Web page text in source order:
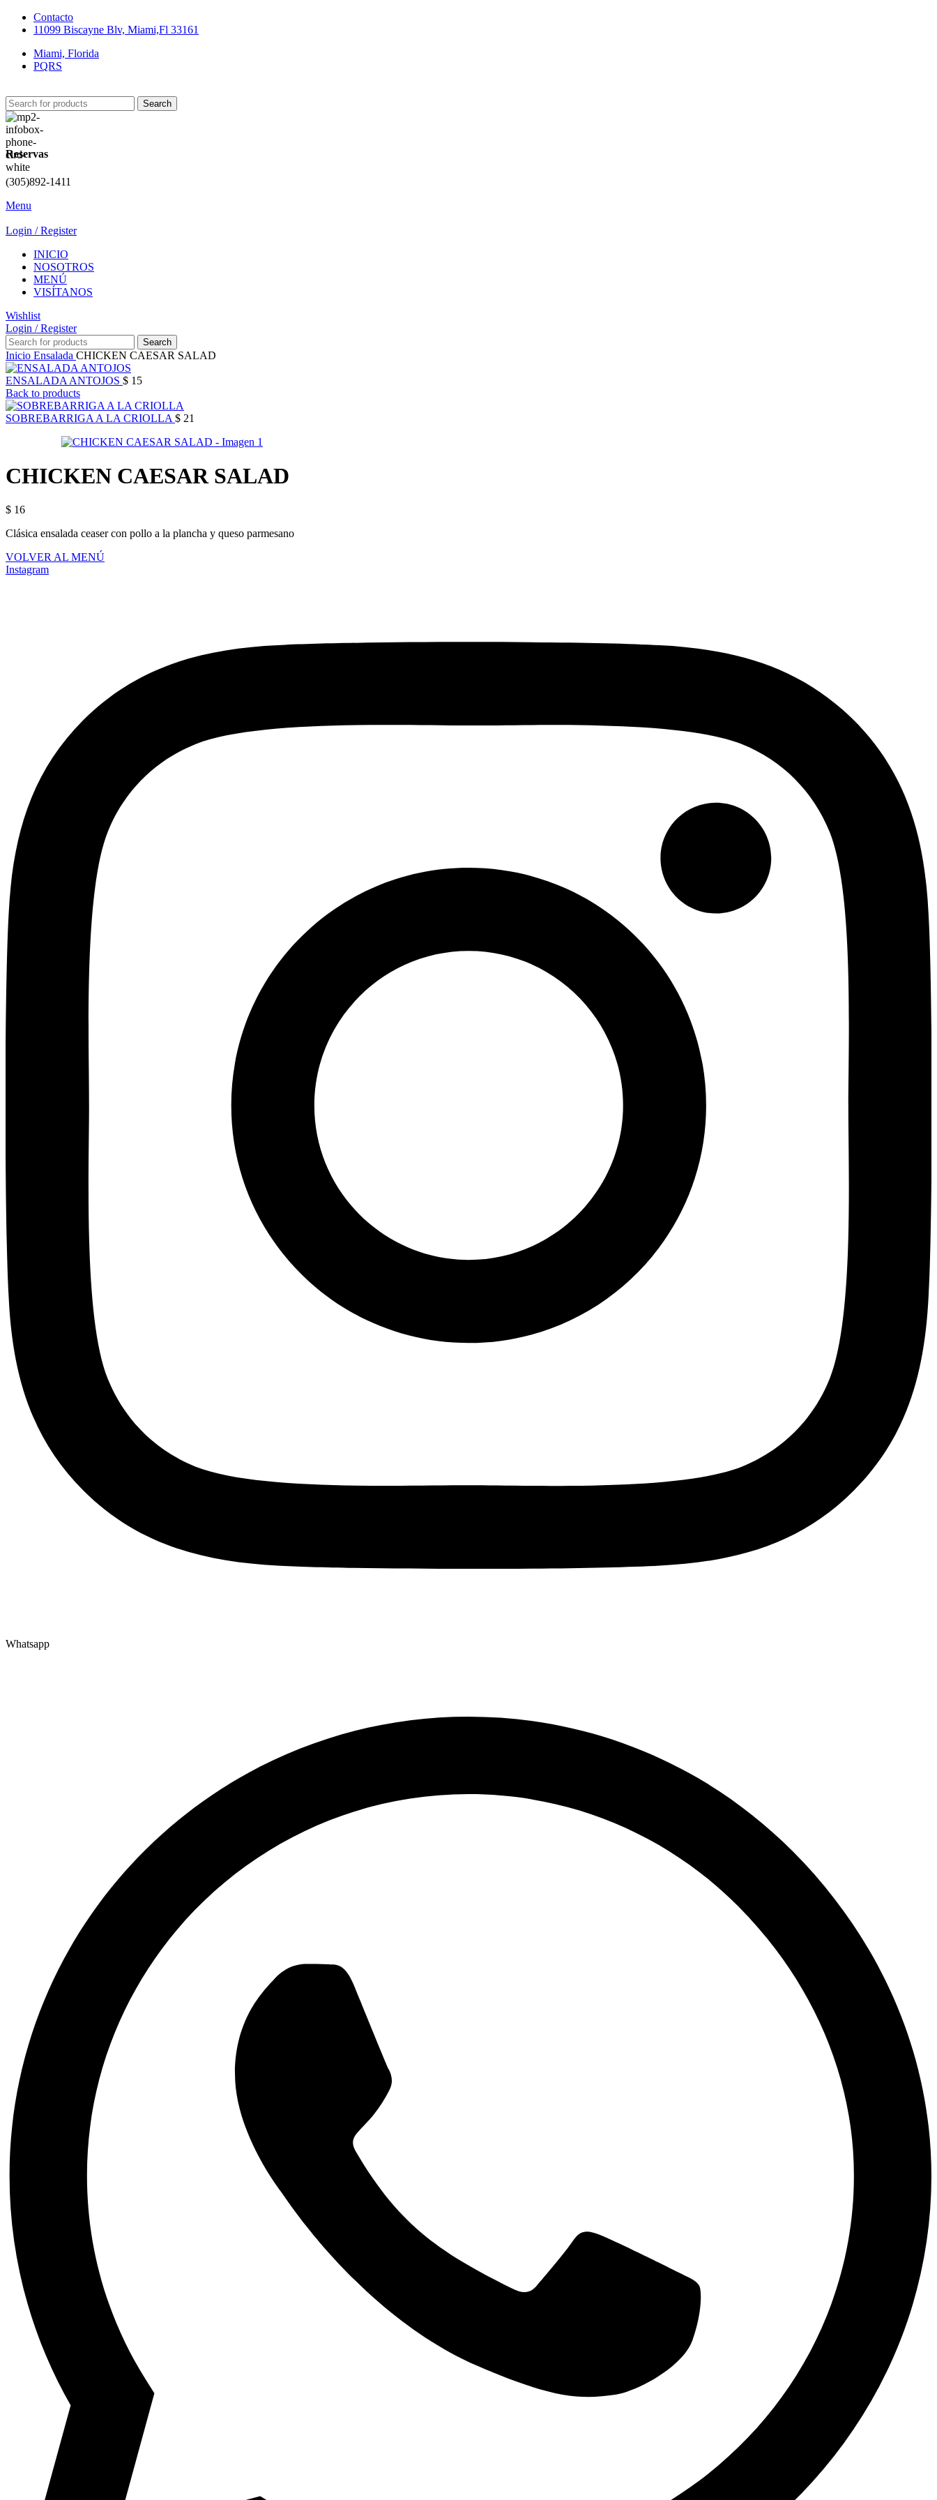
Contacto
11099 Biscayne Blv, Miami,Fl 33161
Miami, Florida
PQRS
Search
Reservas
(305)892-1411
Menu
Login / Register
INICIO
NOSOTROS
MENÚ
VISÍTANOS
Wishlist
Login / Register
Search
Inicio Ensalada CHICKEN CAESAR SALAD
ENSALADA ANTOJOS $ 15
Back to products
SOBREBARRIGA A LA CRIOLLA $ 21
CHICKEN CAESAR SALAD
$ 16
Clásica ensalada ceaser con pollo a la plancha y queso parmesano
VOLVER AL MENÚ
Instagram
Whatsapp